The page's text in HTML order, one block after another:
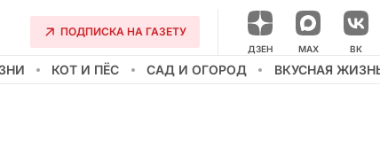
ПОДПИСКА НА ГАЗЕТУ
ДЗЕН НАШ КАНАЛ В
MAX ВК
КОТ И ПЁС САД И ОГОРОД ВКУСНАЯ